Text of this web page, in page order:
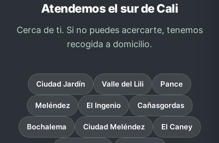
Atendemos el sur de Cali
Cerca de ti. Si no puedes acercarte, tenemos
recogida a domicilio.
Ciudad Jardín Valle del Lili Pance
Meléndez El Ingenio Cañasgordas
Bochalema Ciudad Meléndez El Caney